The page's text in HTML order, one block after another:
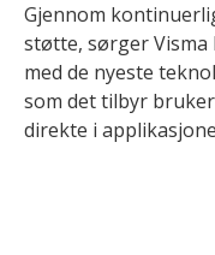
Gjennom
støtte, sørger Visma
med de nyeste
som det tilbyr
direkte i